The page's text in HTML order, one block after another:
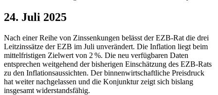
24. Juli 2025
Nach einer Reihe von Zinssenkungen belässt derEZB-Rat die drei
Leitzinssätze derEZB im Juli unverändert. Die Inflation liegt beim
mittelfristigen Zielwert von 2 %. Die neu verfügbaren Daten
entsprechen weitgehend der bisherigen Einschätzung des EZB-Rats
zu den Inflationsaussichten. Der binnenwirtschaftliche Preisdruck
hat weiter nachgelassen und die Konjunktur zeigt sich bislang
insgesamt widerstandsfähig.